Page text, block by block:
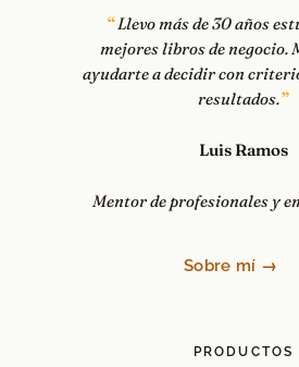
Llevo más de 30 años
mejores libros de negocio.
ayudarte a decidir con
resultados.
Luis Ramos
Mentor de profesionales y
Sobre mí →
PRODUCTOS